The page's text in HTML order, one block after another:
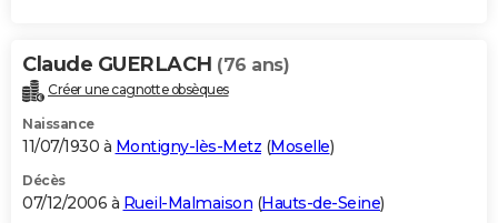
Claude GUERLACH (76 ans)
Créer une cagnotte obsèques
Naissance
11/07/1930 à Montigny-lès-Metz (Moselle)
Décès
07/12/2006 à Rueil-Malmaison (Hauts-de-Seine)